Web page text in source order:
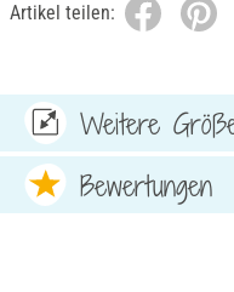
Artikel teilen:
Weitere
Bewertungen